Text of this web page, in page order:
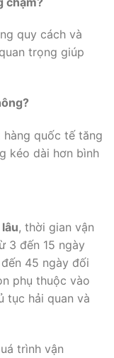
quy cách và
trọng giúp
hàng quốc tế tăng
kéo dài hơn bình
, thời gian vận
3 đến 15 ngày
45 ngày đối
phụ thuộc vào
tục hải quan và
trình vận